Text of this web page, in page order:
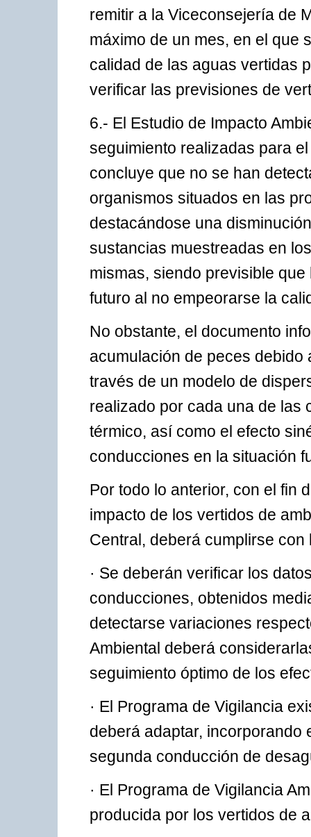
remitir a la Viceconsejería de
máximo de un mes, en el que
calidad de las aguas vertidas
verificar las previsiones de
6.- El Estudio de Impacto
seguimiento realizadas para
concluye que no se han
organismos situados en las
destacándose una
sustancias muestreadas en
mismas, siendo previsible
futuro al no empeorarse la
No obstante, el documento
acumulación de peces debido
través de un modelo de
realizado por cada una de las
térmico, así como el efecto
conducciones en la situación
Por todo lo anterior, con el fin
impacto de los vertidos de
Central, deberá cumplirse con
· Se deberán verificar los
conducciones, obtenidos
detectarse variaciones
Ambiental deberá
seguimiento óptimo de los
· El Programa de Vigilancia
deberá adaptar, incorporando
segunda conducción de
· El Programa de Vigilancia
producida por los vertidos de